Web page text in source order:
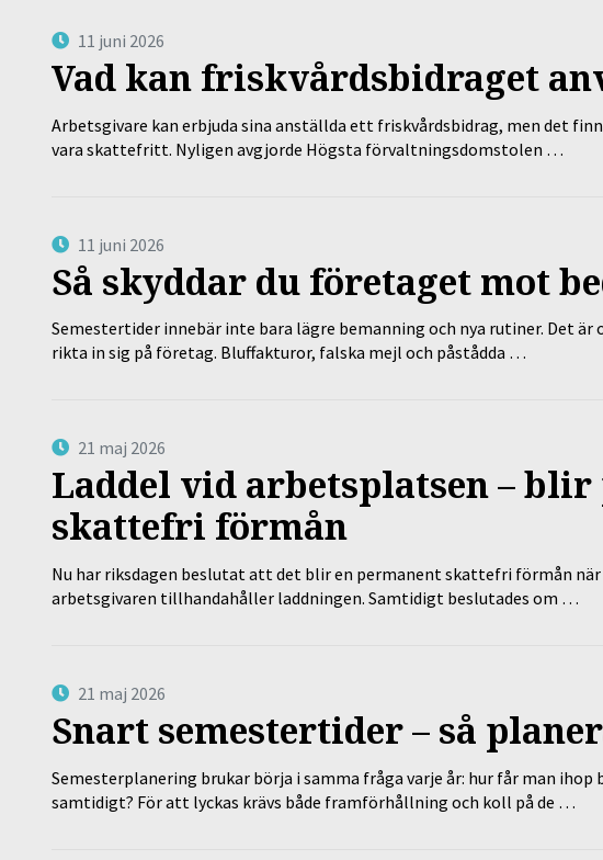
11 juni 2026
Vad kan friskvårdsbidraget
Arbetsgivare kan erbjuda sina anställda ett friskvårdsbidrag, men det
vara skattefritt. Nyligen avgjorde Högsta förvaltningsdomstolen …
11 juni 2026
Så skyddar du företaget mot
Semestertider innebär inte bara lägre bemanning och nya rutiner. Det är
rikta in sig på företag. Bluffakturor, falska mejl och påstådda …
21 maj 2026
Laddel vid arbetsplatsen –
skattefri förmån
Nu har riksdagen beslutat att det blir en permanent skattefri förmån
arbetsgivaren tillhandahåller laddningen. Samtidigt beslutades om …
21 maj 2026
Snart semestertider – så
Semesterplanering brukar börja i samma fråga varje år: hur får man
samtidigt? För att lyckas krävs både framförhållning och koll på de …